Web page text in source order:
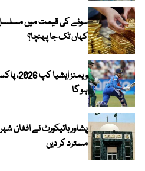
سونے کی قیمت میں مسلسل
کہاں تک جا پہنچا؟
ویمنز
ہو گا
پشاور ہائیکورٹ نے افغان
مسترد کر دیں